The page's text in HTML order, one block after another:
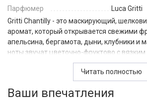
Парфюмер
Luca Gritti
Gritti Chantilly - это маскирующий,
аромат, который открывается свежими
апельсина, бергамота, дыни, клубники и
ноты звучат цветочно-фруктово с
чёрной смородины, яблоком и цветами.
включают в себя пудровые и сладостные
Читать полностью
Ваши впечатления